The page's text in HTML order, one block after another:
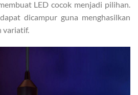
LED cocok menjadi pilihan.
dicampur guna menghasilkan
variatif.